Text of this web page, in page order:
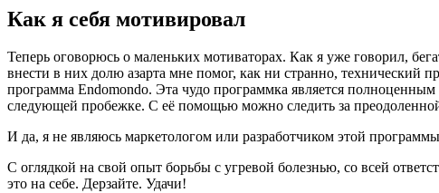
Как я себя мотивировал
Теперь оговорюсь о маленьких мотиваторах. Как я уже говорил,
внести в них долю азарта мне помог, как ни странно, технический
программа Endomondo. Эта чудо программка является
следующей пробежке. С её помощью можно следить за
И да, я не являюсь маркетологом или разработчиком этой
С оглядкой на свой опыт борьбы с угревой болезнью, со всей
это на себе. Дерзайте. Удачи!